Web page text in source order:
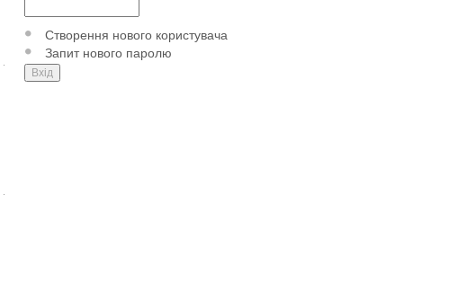
Створення нового користувача
Запит нового паролю